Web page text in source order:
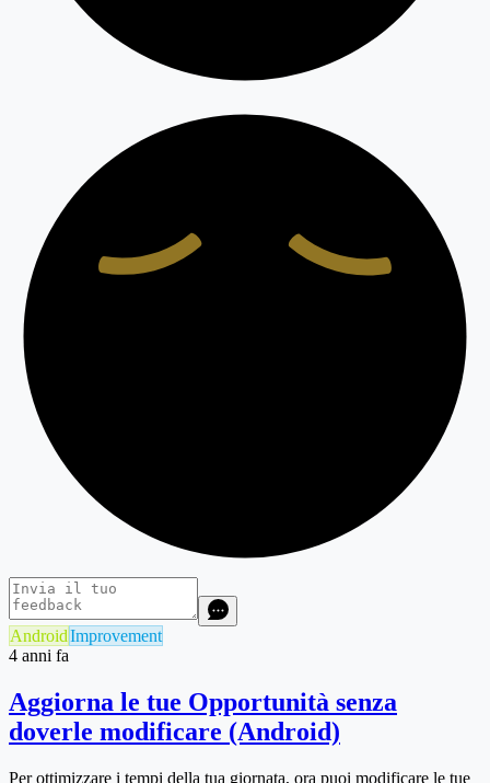
AndroidImprovement
4 anni fa
Aggiorna le tue Opportunità senza
doverle modificare (Android)
Per ottimizzare i tempi della tua giornata, ora puoi modificare le tue